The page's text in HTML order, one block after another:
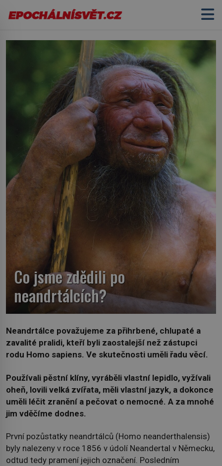
Co jsme zdědili po
neandrtálcích?
Neandrtálce považujeme za přihrbené, chlupaté a
zavalité pralidi, kteří byli zaostalejší než zástupci
rodu Homo sapiens. Ve skutečnosti uměli řadu věcí.
Používali pěstní klíny, vyráběli vlastní lepidlo, vyžívali
oheň, lovili velká zvířata, měli vlastní jazyk, a dokonce
uměli léčit zranění a pečovat o nemocné. A za mnohé
jim vděčíme dodnes.
První pozůstatky neandrtálců (Homo neanderthalensis)
byly nalezeny v roce 1856 v údolí Neandertal v Německu,
odtud tedy pramení jejich označení. Posledním